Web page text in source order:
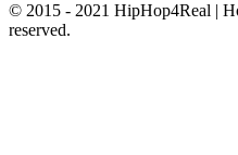
© 2015 - 2021 HipHop4Real |
reserved.